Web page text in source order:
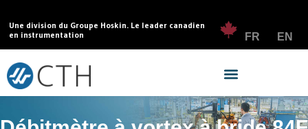
Une division du Groupe Hoskin. Le leader canadien
en instrumentation
FR EN